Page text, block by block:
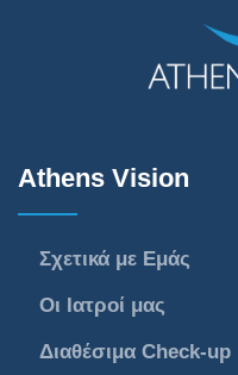
Athens Vision
Σχετικά με Εμάς
Οι Ιατροί μας
Διαθέσιμα Check-up